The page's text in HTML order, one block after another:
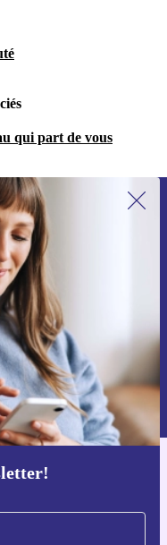
qui part de vous
de refurbed
offre.
données personnelles
refurbed